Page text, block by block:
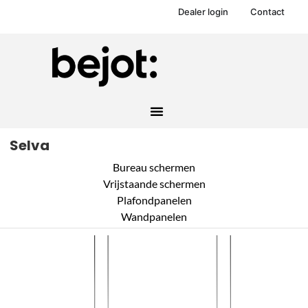
Dealer login Contact
Selva
Bureau schermen
Vrijstaande schermen
Plafondpanelen
Wandpanelen